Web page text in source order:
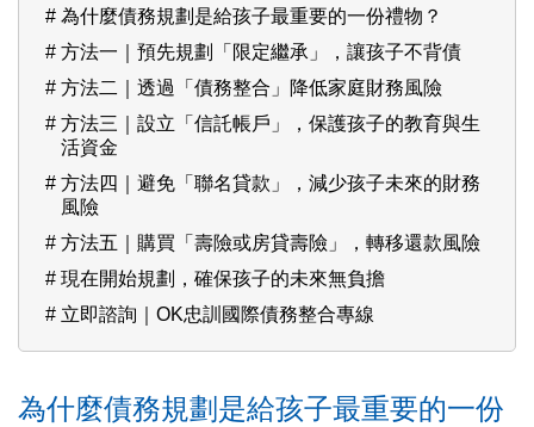
為什麼債務規劃是給孩子最重要的一份禮物？
方法一｜預先規劃「限定繼承」，讓孩子不背債
方法二｜透過「債務整合」降低家庭財務風險
方法三｜設立「信託帳戶」，保護孩子的教育與生
活資金
方法四｜避免「聯名貸款」，減少孩子未來的財務
風險
方法五｜購買「壽險或房貸壽險」，轉移還款風險
現在開始規劃，確保孩子的未來無負擔
立即諮詢｜OK忠訓國際債務整合專線
為什麼債務規劃是給孩子最重要的一份